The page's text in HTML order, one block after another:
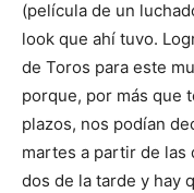
(película de un
look que ahí tuvo.
de Toros para este
porque, por más que
plazos, nos podían
martes a partir de las
dos de la tarde y hay